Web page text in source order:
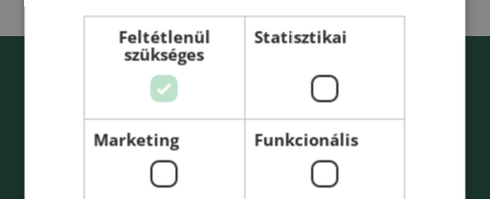
Feltétlenül
szükséges
Statisztikai
Marketing Funkcionális